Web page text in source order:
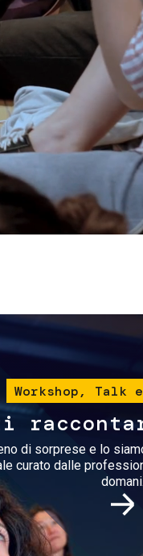
Servizi e
Contatti
Workshop, Talk
di sorprese e lo
curato dalle
domani.